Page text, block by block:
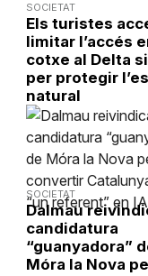
SOCIETAT
Els turistes
limitar l’accés
cotxe al Delta
per protegir
natural
SOCIETAT
Dalmau
candidatura
“guanyadora”
Móra la Nova